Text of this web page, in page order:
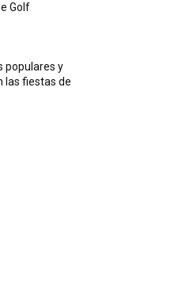
Golf
populares y
las fiestas de